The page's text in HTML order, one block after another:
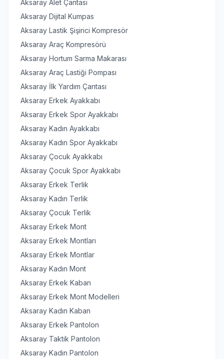
Aksaray Alet Çantası
Aksaray Dijital Kumpas
Aksaray Lastik Şişirici Kompresör
Aksaray Araç Kompresörü
Aksaray Hortum Sarma Makarası
Aksaray Araç Lastiği Pompası
Aksaray İlk Yardım Çantası
Aksaray Erkek Ayakkabı
Aksaray Erkek Spor Ayakkabı
Aksaray Kadın Ayakkabı
Aksaray Kadın Spor Ayakkabı
Aksaray Çocuk Ayakkabı
Aksaray Çocuk Spor Ayakkabı
Aksaray Erkek Terlik
Aksaray Kadın Terlik
Aksaray Çocuk Terlik
Aksaray Erkek Mont
Aksaray Erkek Montları
Aksaray Erkek Montlar
Aksaray Kadın Mont
Aksaray Erkek Kaban
Aksaray Erkek Mont Modelleri
Aksaray Kadın Kaban
Aksaray Erkek Pantolon
Aksaray Taktik Pantolon
Aksaray Kadın Pantolon